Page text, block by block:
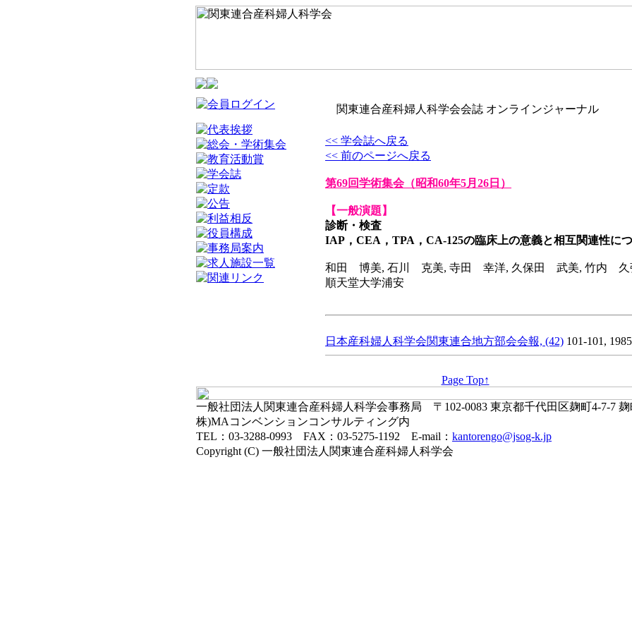
関東連合産科婦人科学会会誌 オンラインジャーナル
<< 学会誌へ戻る
<< 前のページへ戻る
第69回学術集会（昭和60年5月26日）
【一般演題】
診断・検査
IAP，CEA，TPA，CA-125の臨床上の意義と相互関連性に
和田 博美, 石川 克美, 寺田 幸洋, 久保田 武美, 竹内 久
順天堂大学浦安
日本産科婦人科学会関東連合地方部会会報, (42) 101-101, 1985
Page Top↑
一般社団法人関東連合産科婦人科学会事務局 〒102-0083 東京都千代田区麹町4-7-7
株)MAコンベンションコンサルティング内
TEL：03-3288-0993 FAX：03-5275-1192 E-mail： kantorengo@jsog-k.jp
Copyright (C) 一般社団法人関東連合産科婦人科学会